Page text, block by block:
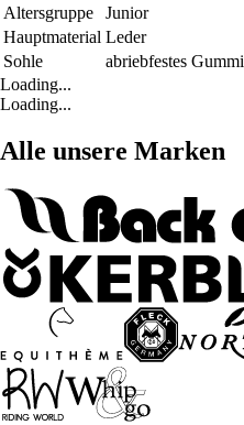
Altersgruppe
Junior
Hauptmaterial Leder
Sohle
abriebfestes Gummi
Loading...
Loading...
Alle unsere Marken